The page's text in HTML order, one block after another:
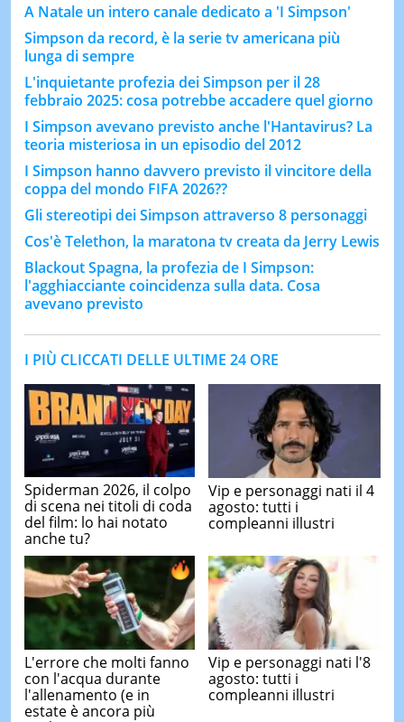
A Natale un intero canale dedicato a 'I Simpson'
Simpson da record, è la serie tv americana più
lunga di sempre
L'inquietante profezia dei Simpson per il 28
febbraio 2025: cosa potrebbe accadere quel giorno
I Simpson avevano previsto anche l'Hantavirus? La
teoria misteriosa in un episodio del 2012
I Simpson hanno davvero previsto il vincitore della
coppa del mondo FIFA 2026??
Gli stereotipi dei Simpson attraverso 8 personaggi
Cos'è Telethon, la maratona tv creata da Jerry Lewis
Blackout Spagna, la profezia de I Simpson:
l'agghiacciante coincidenza sulla data. Cosa
avevano previsto
I PIÙ CLICCATI DELLE ULTIME 24 ORE
Spiderman 2026, il colpo
di scena nei titoli di coda
del film: lo hai notato
anche tu?
Vip e personaggi nati il 4
agosto: tutti i
compleanni illustri
L'errore che molti fanno
con l'acqua durante
l'allenamento (e in
estate è ancora più
Vip e personaggi nati l'8
agosto: tutti i
compleanni illustri